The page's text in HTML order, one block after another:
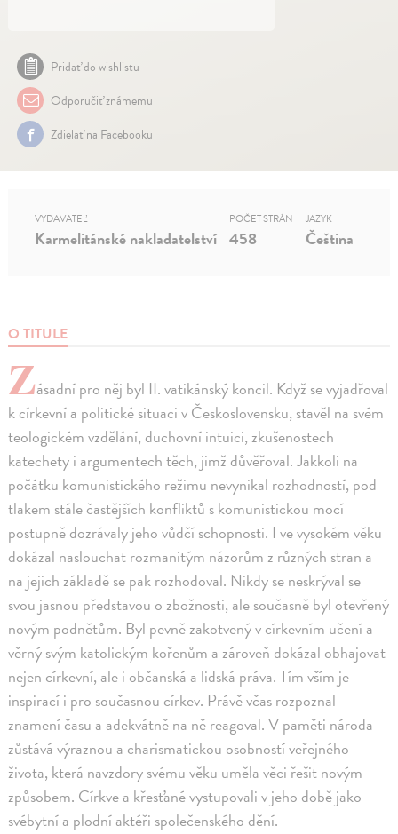
Pridať do wishlistu
Odporučiť známemu
Zdielať na Facebooku
O TITULE
Zásadní pro něj byl II. vatikánský koncil. Když se vyjadřoval
k církevní a politické situaci v Československu, stavěl na svém
teologickém vzdělání, duchovní intuici, zkušenostech
katechety i argumentech těch, jimž důvěřoval. Jakkoli na
počátku komunistického režimu nevynikal rozhodností, pod
tlakem stále častějších konfliktů s komunistickou mocí
postupně dozrávaly jeho vůdčí schopnosti. I ve vysokém věku
dokázal naslouchat rozmanitým názorům z různých stran a
na jejich základě se pak rozhodoval. Nikdy se neskrýval se
svou jasnou představou o zbožnosti, ale současně byl otevřený
novým podnětům. Byl pevně zakotvený v církevním učení a
věrný svým katolickým kořenům a zároveň dokázal obhajovat
nejen církevní, ale i občanská a lidská práva. Tím vším je
inspirací i pro současnou církev. Právě včas rozpoznal
znamení času a adekvátně na ně reagoval. V paměti národa
zůstává výraznou a charismatickou osobností veřejného
života, která navzdory svému věku uměla věci řešit novým
způsobem. Církve a křesťané vystupovali v jeho době jako
svébytní a plodní aktéři společenského dění.
VYDAVATEĽ
Karmelitánské nakladatelství
POČET STRÁN
458
JAZYK
Čeština